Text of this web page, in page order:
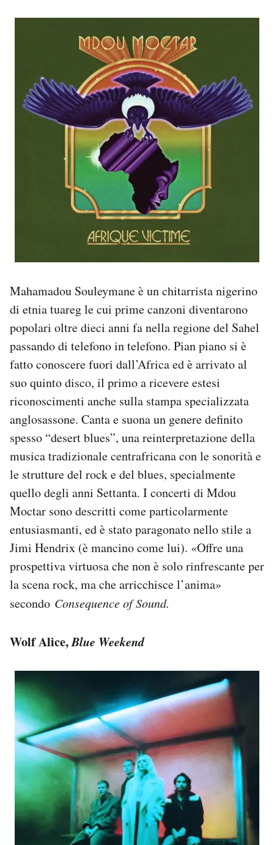
Mahamadou Souleymane è un chitarrista nigerino
di etnia tuareg le cui prime canzoni diventarono
popolari oltre dieci anni fa nella regione del Sahel
passando di telefono in telefono. Pian piano si è
fatto conoscere fuori dall’Africa ed è arrivato al
suo quinto disco, il primo a ricevere estesi
riconoscimenti anche sulla stampa specializzata
anglosassone. Canta e suona un genere definito
spesso “desert blues”, una reinterpretazione della
musica tradizionale centrafricana con le sonorità e
le strutture del rock e del blues, specialmente
quello degli anni Settanta. I concerti di Mdou
Moctar sono descritti come particolarmente
entusiasmanti, ed è stato paragonato nello stile a
Jimi Hendrix (è mancino come lui). «Offre una
prospettiva virtuosa che non è solo rinfrescante per
la scena rock, ma che arricchisce l’anima»
secondo Consequence of Sound.
Wolf Alice,Blue Weekend